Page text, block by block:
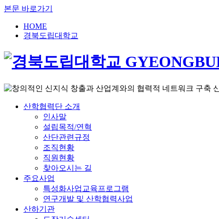
본문 바로가기
HOME
경북도립대학교
산학협력단 소개
인사말
설립목적/연혁
산단관련규정
조직현황
직원현황
찾아오시는 길
주요사업
특성화사업교육프로그램
연구개발 및 산학협력사업
산하기관